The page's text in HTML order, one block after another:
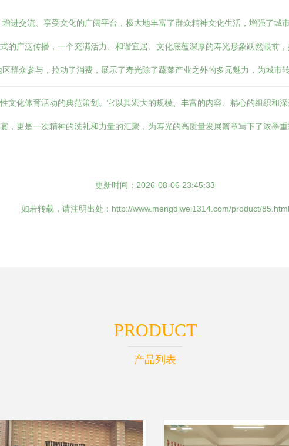
进交流、享受文化的广阔平台，极大地丰富了群众精神文化生活，增强了城市
的广泛传播，一个充满活力、和谐宜居、文化底蕴深厚的寿光形象跃然眼前
群众参与，拉动了消费，展示了寿光除了蔬菜产业之外的多元魅力，为城市
文化体育活动的典范策划。它以其宏大的规模、丰富的内容、精心的组织和
，更是一次精神的洗礼和力量的汇聚，为寿光的高质量发展篇章写下了浓墨
更新时间：2026-08-06 23:45:33
如若转载，请注明出处：http://www.mengdiwei1314.com/product/85.html
PRODUCT
产品列表